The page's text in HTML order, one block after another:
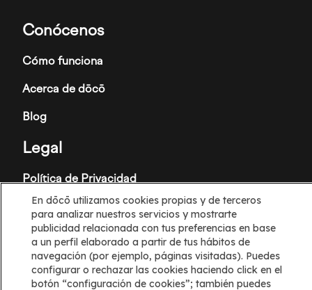
Conócenos
Cómo funciona
Acerca de dōcō
Blog
Legal
Política de Privacidad
Términos y condiciones
Política de cookies
Configuración de cookies
En dōcō utilizamos cookies propias y de terceros
para analizar nuestros servicios y mostrarte
publicidad relacionada con tus preferencias en base
a un perfil elaborado a partir de tus hábitos de
navegación (por ejemplo, páginas visitadas). Puedes
configurar o rechazar las cookies haciendo click en el
botón “configuración de cookies”; también puedes